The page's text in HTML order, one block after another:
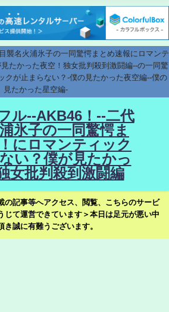
襲名火浦氷子の一同驚愕まとめ速報にロマンテ
たかった夜空！独女批判殺到激闘編--の一同驚
クが止まらない？-僕の見たかった夜空編--僕の
見たかった星空編-
ル--AKB46！--二代
氷子の一同驚愕ま
にロマンティック
い？僕が見たかっ
女批判殺到激闘編
の記事等へアクセス、閲覧、こちらのサービ
じて運営できています＞本日は足元が悪い中
き誠に有難うございます。